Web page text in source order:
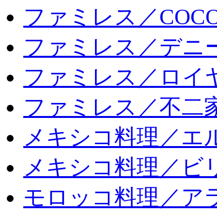
ファミレス／
ファミレス／デニ
ファミレス／ロイ
ファミレス／不二
メキシコ料理／エ
メキシコ料理／ビ
モロッコ料理／ア